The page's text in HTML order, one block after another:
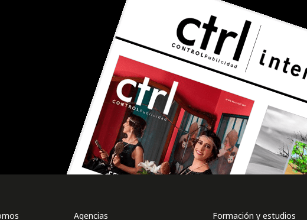
Agencias Formación y estudios